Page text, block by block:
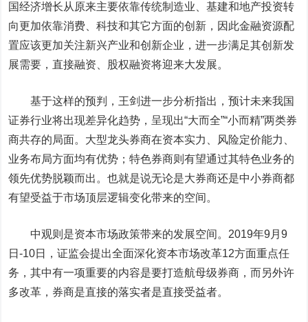
国经济增长从原来主要依靠传统制造业、基建和地产投资转
向更加依靠消费、科技和其它方面的创新，因此金融资源配
置应该更加关注新兴产业和创新企业，进一步满足其创新发
展需要，直接融资、股权融资将迎来大发展。
基于这样的预判，王剑进一步分析指出，预计未来我国
证券行业将出现差异化趋势，呈现出“大而全”“小而精”两类券
商共存的局面。大型龙头券商在资本实力、风险定价能力、
业务布局方面均有优势；特色券商则有望通过其特色业务的
领先优势脱颖而出。也就是说无论是大券商还是中小券商都
有望受益于市场顶层逻辑变化带来的空间。
中观则是资本市场政策带来的发展空间。2019年9月9
日-10日，证监会提出全面深化资本市场改革12方面重点任
务，其中有一项重要的内容是要打造航母级券商，而另外许
多改革，券商是直接的落实者是直接受益者。